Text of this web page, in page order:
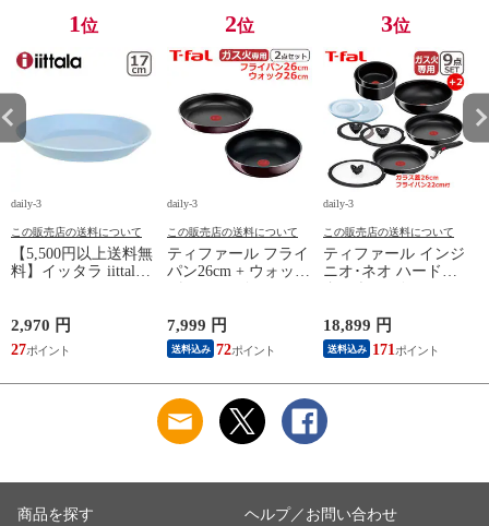
2009c2222
1位
daily-3
この販売店の送料について
【5,500円以上送料無
料】イッタラ iittala
イスブルー プレート
北欧 食器 ita12-c043
2,970 円
27
2位
daily-3
この販売店の送料について
ティファール フライ
パン26cm + ウォック
ジボルドー･インテン
ス 単品 オリジナル2
点セット ガス ガス
fal 【北海道・沖縄は
990円加算】 tfa0098-
13c2630
7,999 円
送料込み 72
3位
daily-3
この販売店の送料について
ティファール インジ
ニオ･ネオ ハードチ
点 L43891 + フライ
パン22cm + バタフラ
イガラスぶた 26cm付
用 直火 T-fal 【北海
道・沖縄は990円加
18,899 円
送料込み 171
商品を探す ヘルプ／お問い合わせ